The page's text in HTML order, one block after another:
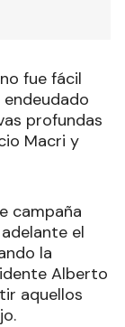
fue fácil
profundas
Macri y
campaña
el
la
Alberto
aquellos